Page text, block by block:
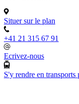
Situer sur le plan
+41 21 315 67 91
Ecrivez-nous
S'y rendre en transports